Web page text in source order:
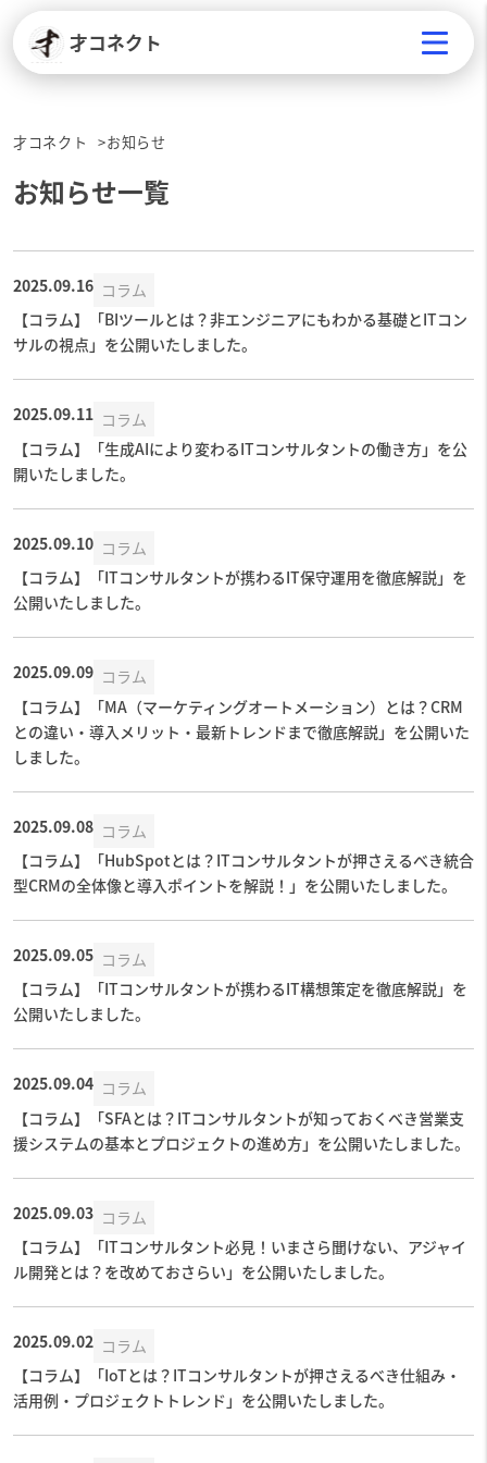
才コネクト
才コネクト お知らせ
お知らせ一覧
2025.09.16 コラム
【コラム】「BIツールとは？非エンジニアにもわかる基礎とITコン
サルの視点」を公開いたしました。
2025.09.11 コラム
【コラム】「生成AIにより変わるITコンサルタントの働き方」を公
開いたしました。
2025.09.10 コラム
【コラム】「ITコンサルタントが携わるIT保守運用を徹底解説」を
公開いたしました。
2025.09.09 コラム
【コラム】「MA（マーケティングオートメーション）とは？CRM
との違い・導入メリット・最新トレンドまで徹底解説」を公開いた
しました。
2025.09.08 コラム
【コラム】「HubSpotとは？ITコンサルタントが押さえるべき統合
型CRMの全体像と導入ポイントを解説！」を公開いたしました。
2025.09.05 コラム
【コラム】「ITコンサルタントが携わるIT構想策定を徹底解説」を
公開いたしました。
2025.09.04 コラム
【コラム】「SFAとは？ITコンサルタントが知っておくべき営業支
援システムの基本とプロジェクトの進め方」を公開いたしました。
2025.09.03 コラム
【コラム】「ITコンサルタント必見！いまさら聞けない、アジャイ
ル開発とは？を改めておさらい」を公開いたしました。
2025.09.02 コラム
【コラム】「IoTとは？ITコンサルタントが押さえるべき仕組み・
活用例・プロジェクトトレンド」を公開いたしました。